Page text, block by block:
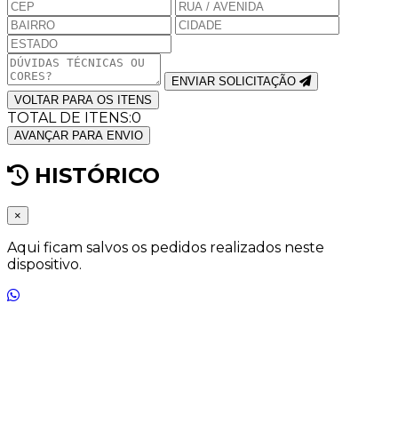
ENVIAR SOLICITAÇÃO
VOLTAR PARA OS ITENS
TOTAL DE ITENS:0
AVANÇAR PARA ENVIO
HISTÓRICO
×
Aqui ficam salvos os pedidos realizados neste
dispositivo.